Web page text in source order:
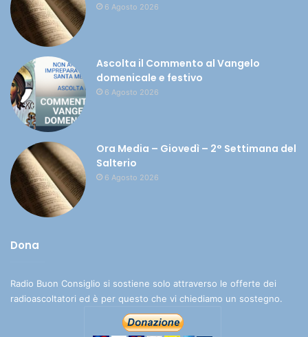
6 Agosto 2026
Ascolta il Commento al Vangelo
domenicale e festivo
6 Agosto 2026
Ora Media – Giovedì – 2° Settimana del
Salterio
6 Agosto 2026
Dona
Radio Buon Consiglio si sostiene solo attraverso le offerte dei
radioascoltatori ed è per questo che vi chiediamo un sostegno.